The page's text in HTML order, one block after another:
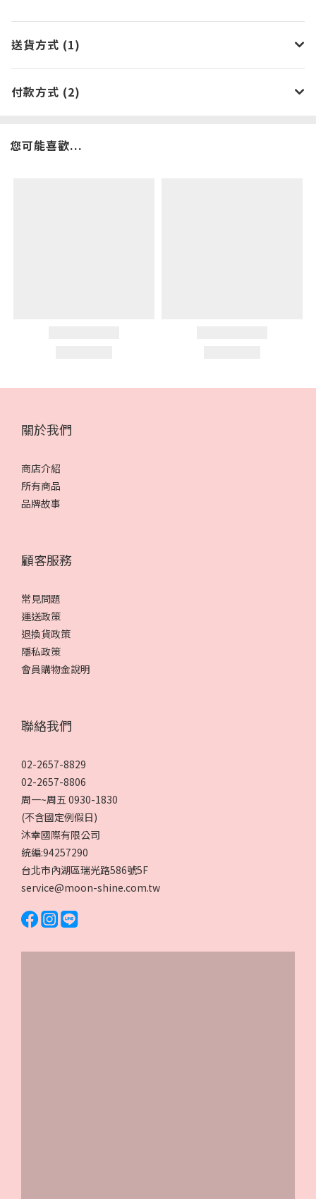
送貨方式 (1)
付款方式 (2)
您可能喜歡...
關於我們
商店介紹
所有商品
品牌故事
顧客服務
常見問題
運送政策
退換貨政策
隱私政策
會員購物金說明
聯絡我們
02-2657-8829
02-2657-8806
周一~周五 0930-1830
(不含國定例假日)
沐幸國際有限公司
統編:94257290
台北市內湖區瑞光路586號5F
service@moon-shine.com.tw